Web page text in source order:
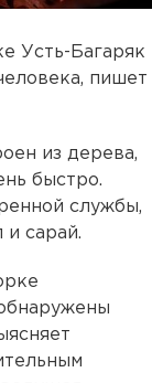
Усть-Багаряк
пишет
из дерева,
быстро.
службы,
сарай.